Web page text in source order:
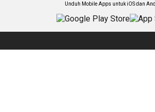
Unduh Mobile Apps untuk iOS dan